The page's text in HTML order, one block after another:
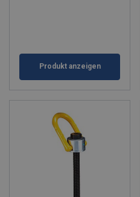
Produkt anzeigen